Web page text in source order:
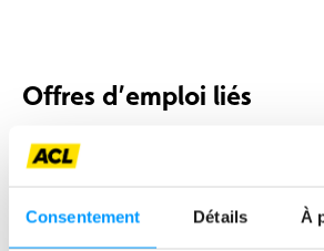
Consentement Détails À
Offres d’emploi liés
M/F
Customer Fleet Care Officer - H/F - CDI
En